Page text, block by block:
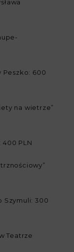
Peszko: 600
na wietrze”
400 PLN
Szymuli: 300
Teatrze